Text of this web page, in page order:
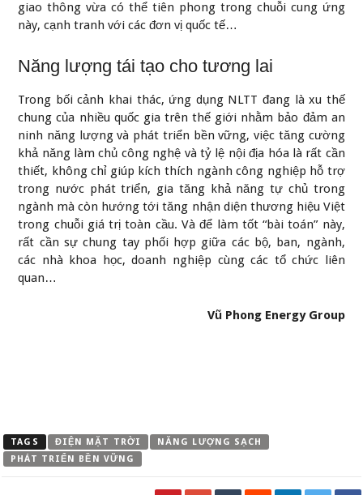
giao thông vừa có thể tiên phong trong chuỗi cung ứng
này, cạnh tranh với các đơn vị quốc tế…
Năng lượng tái tạo cho tương lai
Trong bối cảnh khai thác, ứng dụng NLTT đang là xu thế
chung của nhiều quốc gia trên thế giới nhằm bảo đảm an
ninh năng lượng và phát triển bền vững, việc tăng cường
khả năng làm chủ công nghệ và tỷ lệ nội địa hóa là rất cần
thiết, không chỉ giúp kích thích ngành công nghiệp hỗ trợ
trong nước phát triển, gia tăng khả năng tự chủ trong
ngành mà còn hướng tới tăng nhận diện thương hiệu Việt
trong chuỗi giá trị toàn cầu. Và để làm tốt “bài toán” này,
rất cần sự chung tay phối hợp giữa các bộ, ban, ngành,
các nhà khoa học, doanh nghiệp cùng các tổ chức liên
quan…
Vũ Phong Energy Group
TAGS ĐIỆN MẶT TRỜI
NĂNG LƯỢNG SẠCH
PHÁT TRIỂN BỀN VỮNG